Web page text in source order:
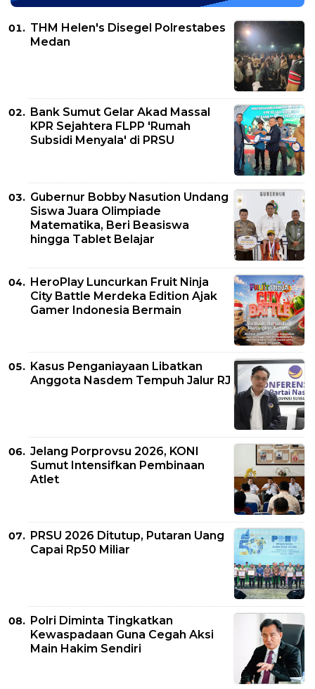
THM Helen's Disegel Polrestabes
Medan
Bank Sumut Gelar Akad Massal
KPR Sejahtera FLPP 'Rumah
Subsidi Menyala' di PRSU
Gubernur Bobby Nasution Undang
Siswa Juara Olimpiade
Matematika, Beri Beasiswa
hingga Tablet Belajar
HeroPlay Luncurkan Fruit Ninja
City Battle Merdeka Edition Ajak
Gamer Indonesia Bermain
Kasus Penganiayaan Libatkan
Anggota Nasdem Tempuh Jalur RJ
Jelang Porprovsu 2026, KONI
Sumut Intensifkan Pembinaan
Atlet
PRSU 2026 Ditutup, Putaran Uang
Capai Rp50 Miliar
Polri Diminta Tingkatkan
Kewaspadaan Guna Cegah Aksi
Main Hakim Sendiri